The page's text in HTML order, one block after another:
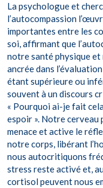
La psychologue et
l’autocompassion
importantes entre les
soi, affirmant que
notre santé physique et
ancrée dans
étant supérieure ou
souvent à un discours
« Pourquoi ai-je fait
espoir ». Notre
menace et active le
notre corps, libérant
nous autocritiquons
stress reste activé et,
cortisol peuvent nous